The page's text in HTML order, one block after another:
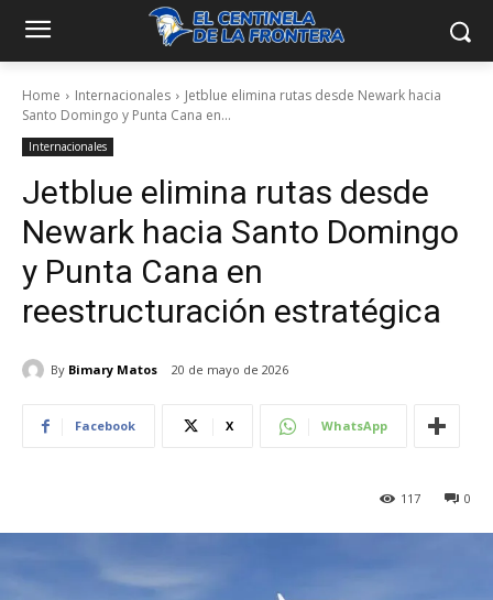
Home Internacionales
Jetblue elimina rutas desde Newark hacia
Santo Domingo y Punta Cana en...
Internacionales
Jetblue elimina rutas desde
Newark hacia Santo Domingo
y Punta Cana en
reestructuración estratégica
By Bimary Matos 20 de mayo de 2026
Facebook X WhatsApp
0
117